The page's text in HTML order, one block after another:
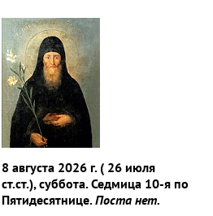
8 августа 2026 г. ( 26 июля
ст.ст.), суббота. Седмица 10-я по
Пятидесятнице.Поста нет.